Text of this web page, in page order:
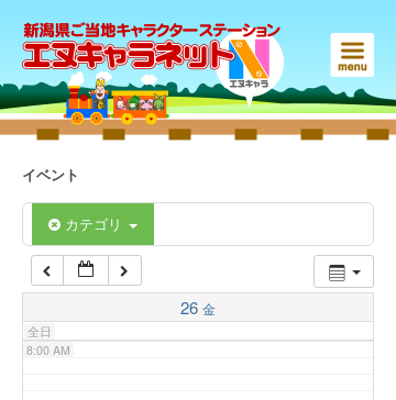
イベント
カテゴリ
26 金
全日
3:00 AM
4:00 AM
6:00 AM
7:00 AM
8:00 AM